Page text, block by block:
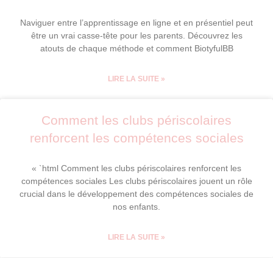
Naviguer entre l’apprentissage en ligne et en présentiel peut
être un vrai casse-tête pour les parents. Découvrez les
atouts de chaque méthode et comment BiotyfulBB
LIRE LA SUITE »
Comment les clubs périscolaires
renforcent les compétences sociales
« `html Comment les clubs périscolaires renforcent les
compétences sociales Les clubs périscolaires jouent un rôle
crucial dans le développement des compétences sociales de
nos enfants.
LIRE LA SUITE »